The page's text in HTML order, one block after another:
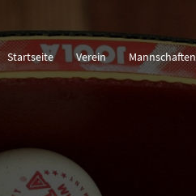
Startseite Verein Mannschaften